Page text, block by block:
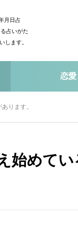
月日占
占いがた
します。
恋愛
ります。
始めてい